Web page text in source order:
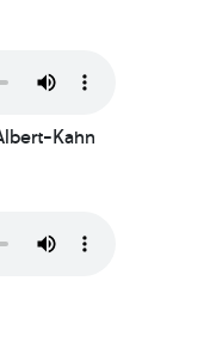
Kahn